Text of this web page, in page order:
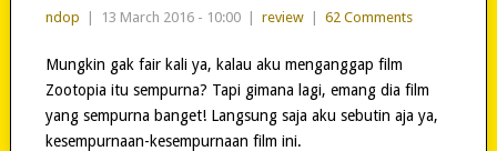
ndop 13 March 2016 - 10:00 review 62 Comments
Mungkin gak fair kali ya, kalau aku menganggap film
Zootopia itu sempurna? Tapi gimana lagi, emang dia film
yang sempurna banget! Langsung saja aku sebutin aja ya,
kesempurnaan-kesempurnaan film ini.